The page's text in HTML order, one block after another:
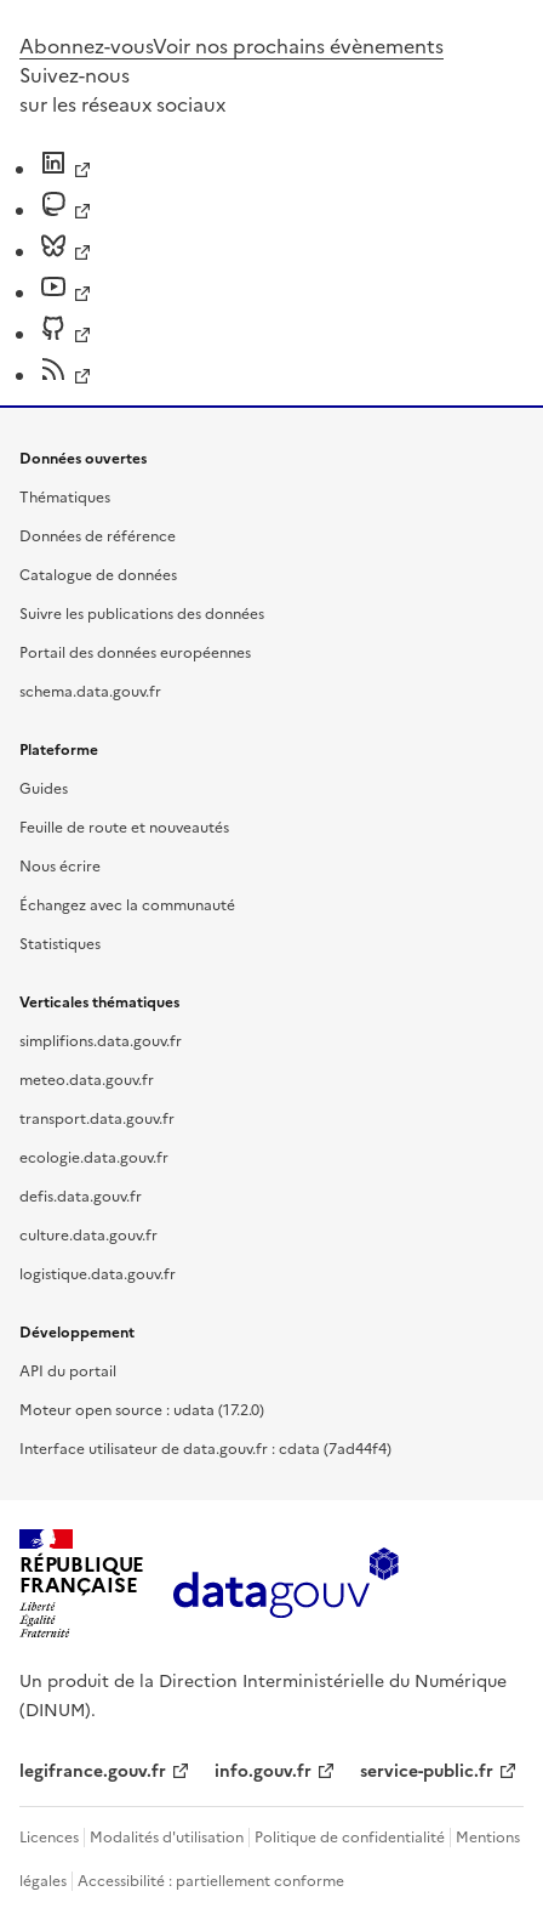
Abonnez-vousVoir nos prochains évènements
Suivez-nous
sur les réseaux sociaux
Données ouvertes
Thématiques
Données de référence
Catalogue de données
Suivre les publications des données
Portail des données européennes
schema.data.gouv.fr
Plateforme
Guides
Feuille de route et nouveautés
Nous écrire
Échangez avec la communauté
Statistiques
Verticales thématiques
simplifions.data.gouv.fr
meteo.data.gouv.fr
transport.data.gouv.fr
ecologie.data.gouv.fr
defis.data.gouv.fr
culture.data.gouv.fr
logistique.data.gouv.fr
Développement
API du portail
Moteur open source : udata (17.2.0)
Interface utilisateur de data.gouv.fr : cdata (7ad44f4)
RÉPUBLIQUE
FRANÇAISE
Un produit de la Direction Interministérielle du Numérique
(DINUM).
legifrance.gouv.fr info.gouv.fr service-public.fr
Licences Modalités d'utilisation Politique de confidentialité Mentions
légales Accessibilité : partiellement conforme